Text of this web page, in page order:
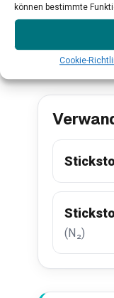
können bestimmte
Cookie-
(N₂)